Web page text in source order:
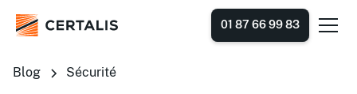
01 87 66 99 83
Blog Sécurité